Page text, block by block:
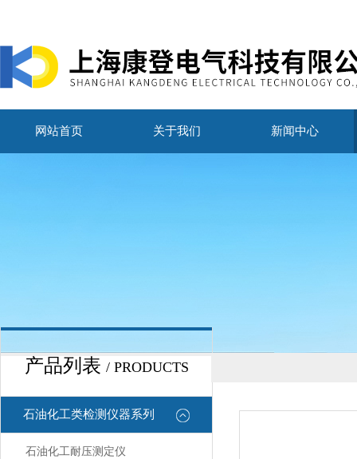
网站首页 关于我们 新闻中心
产品列表 / PRODUCTS
石油化工类检测仪器系列
石油化工耐压测定仪